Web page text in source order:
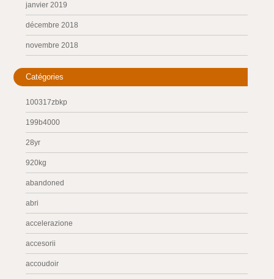
janvier 2019
décembre 2018
novembre 2018
Catégories
100317zbkp
199b4000
28yr
920kg
abandoned
abri
accelerazione
accesorii
accoudoir